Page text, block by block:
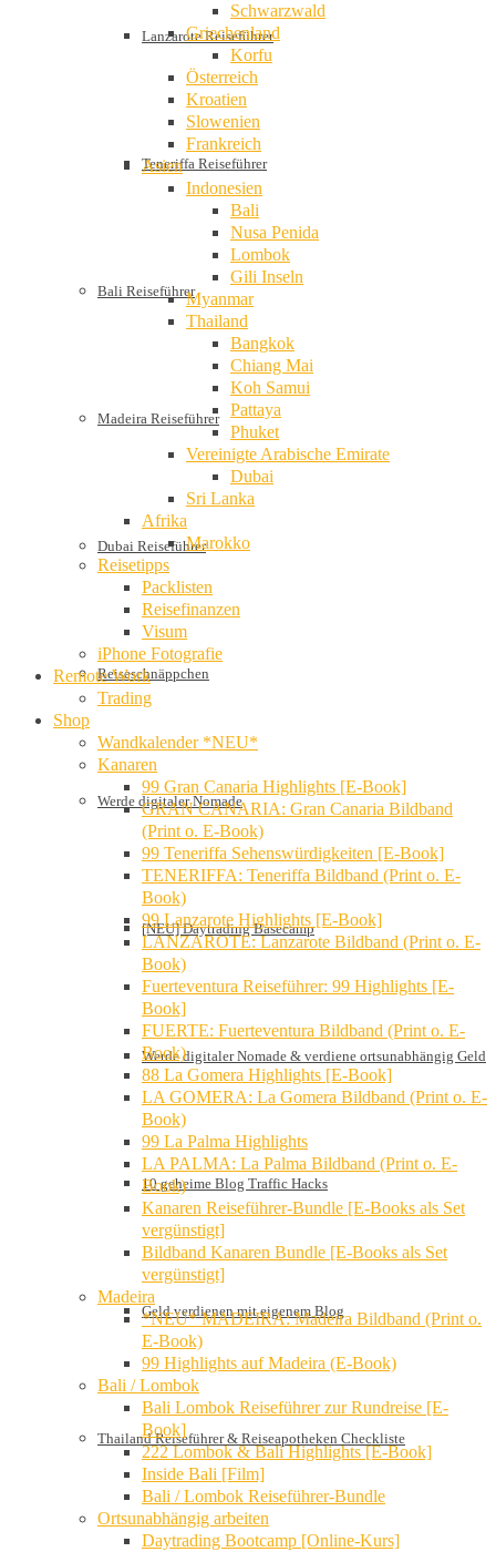
Lanzarote Reiseführer
Teneriffa Reiseführer
Bali Reiseführer
Madeira Reiseführer
Dubai Reiseführer
Reiseschnäppchen
Werde digitaler Nomade
[NEU] Daytrading Basecamp
Werde digitaler Nomade & verdiene ortsunabhängig Geld
10 geheime Blog Traffic Hacks
Geld verdienen mit eigenem Blog
Thailand Reiseführer & Reiseapotheken Checkliste
Schwarzwald
Griechenland
Korfu
Österreich
Kroatien
Slowenien
Frankreich
Asien
Indonesien
Bali
Nusa Penida
Lombok
Gili Inseln
Myanmar
Thailand
Bangkok
Chiang Mai
Koh Samui
Pattaya
Phuket
Vereinigte Arabische Emirate
Dubai
Sri Lanka
Afrika
Marokko
Reisetipps
Packlisten
Reisefinanzen
Visum
iPhone Fotografie
Remote Work
Trading
Shop
Wandkalender *NEU*
Kanaren
99 Gran Canaria Highlights [E-Book]
GRAN CANARIA: Gran Canaria Bildband
(Print o. E-Book)
99 Teneriffa Sehenswürdigkeiten [E-Book]
TENERIFFA: Teneriffa Bildband (Print o. E-
Book)
99 Lanzarote Highlights [E-Book]
LANZAROTE: Lanzarote Bildband (Print o. E-
Book)
Fuerteventura Reiseführer: 99 Highlights [E-
Book]
FUERTE: Fuerteventura Bildband (Print o. E-
Book)
88 La Gomera Highlights [E-Book]
LA GOMERA: La Gomera Bildband (Print o. E-
Book)
99 La Palma Highlights
LA PALMA: La Palma Bildband (Print o. E-
Book)
Kanaren Reiseführer-Bundle [E-Books als Set
vergünstigt]
Bildband Kanaren Bundle [E-Books als Set
vergünstigt]
Madeira
*NEU* MADEIRA: Madeira Bildband (Print o.
E-Book)
99 Highlights auf Madeira (E-Book)
Bali / Lombok
Bali Lombok Reiseführer zur Rundreise [E-
Book]
222 Lombok & Bali Highlights [E-Book]
Inside Bali [Film]
Bali / Lombok Reiseführer-Bundle
Ortsunabhängig arbeiten
Daytrading Bootcamp [Online-Kurs]